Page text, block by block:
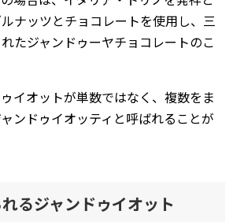
ナッツとチョコレートを使用し、三
たジャンドゥーヤチョコレートのこ
イオットが単数ではなく、複数をま
ンドゥイオッティと呼ばれることが
るジャンドゥイオット